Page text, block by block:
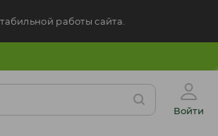
работы сайта.
Войти